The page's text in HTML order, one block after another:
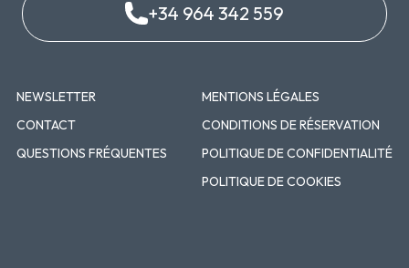
+34 964 342 559
NEWSLETTER
CONTACT
QUESTIONS FRÉQUENTES
MENTIONS LÉGALES
CONDITIONS DE RÉSERVATION
POLITIQUE DE CONFIDENTIALITÉ
POLITIQUE DE COOKIES